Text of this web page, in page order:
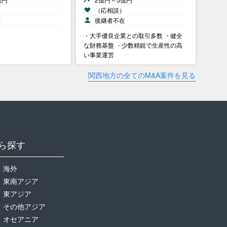
（応相談）
後継者不在
・大手優良企業との取引多数 ・健全
な財務基盤 ・少数精鋭で生産性の高
い事業運営
関西地方の全てのM&A案件を見る
探す
海外
東南アジア
東アジア
その他アジア
オセアニア